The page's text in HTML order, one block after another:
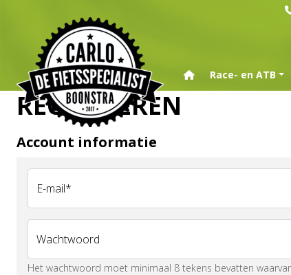
HomeRace- en ATB
REGISTREREN
Account informatie
E-mail*
Wachtwoord
Het wachtwoord moet minimaal 8 tekens bevatten